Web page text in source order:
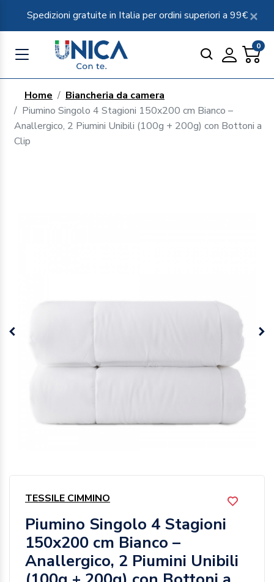
Spedizioni gratuite in Italia per ordini superiori a 99€
0
Home
Biancheria da camera
Piumino Singolo 4 Stagioni 150x200 cm Bianco –
Anallergico, 2 Piumini Unibili (100g + 200g) con Bottoni a
Clip
TESSILE CIMMINO
Piumino Singolo 4 Stagioni
150x200 cm Bianco –
Anallergico, 2 Piumini Unibili